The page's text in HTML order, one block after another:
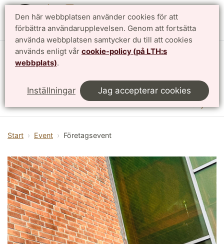
Den här webbplatsen använder cookies för att
förbättra användarupplevelsen. Genom att fortsätta
använda webbplatsen samtycker du till att cookies
används enligt vår cookie-policy (på LTH:s
webbplats).
Inställningar Jag accepterar cookies
Vattenhallen Science Center
Meny
Start Event Företagsevent